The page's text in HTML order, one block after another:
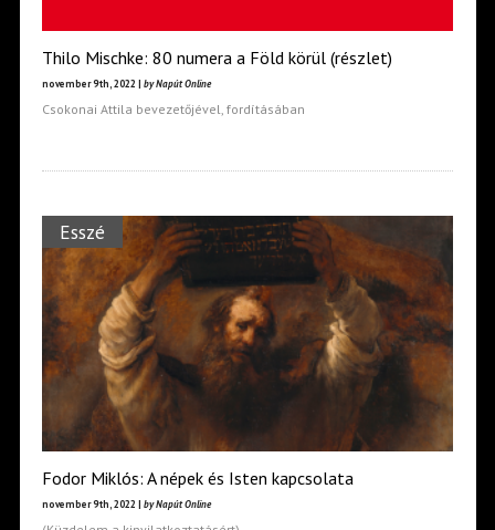
Thilo Mischke: 80 numera a Föld körül (részlet)
november 9th, 2022 | by Napút Online
Csokonai Attila bevezetőjével, fordításában
Esszé
Fodor Miklós: A népek és Isten kapcsolata
november 9th, 2022 | by Napút Online